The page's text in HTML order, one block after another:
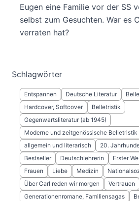
Eugen eine Familie vor der SS
selbst zum Gesuchten. War es
verraten hat?
Schlagwörter
Entspannen Deutsche Literatur
Hardcover, Softcover
Belletristik
Gegenwartsliteratur (ab 1945)
Moderne und zeitgenössische Belletristik
allgemein und literarisch
20.
Bestseller
Deutschlehrerin Erster
Frauen
Liebe Medizin
Über Carl reden wir morgen
Vertrauen
Generationenromane, Familiensagas